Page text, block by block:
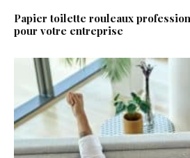
Papier toilette rouleaux
pour votre entreprise